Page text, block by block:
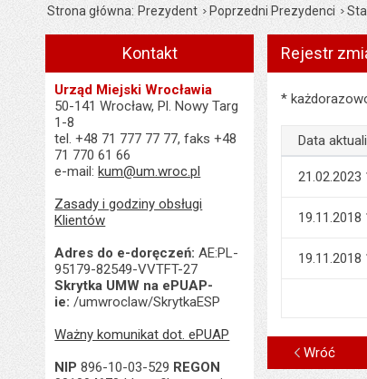
Strona główna Prezydent Poprzedni Prezydenci
Kontakt
Urząd Miejski Wrocławia
50-141 Wrocław, Pl. Nowy Targ
1-8
tel. +48 71 777 77 77, faks +48
71 770 61 66
e-mail:kum@um.wroc.pl
Zasady i godziny obsługi
Klientów
Adres do e-doręczeń: AE:PL-
95179-82549-VVTFT-27
Skrytka UMW na ePUAP-
ie: /umwroclaw/SkrytkaESP
Ważny komunikat dot. ePUAP
NIP 896-10-03-529 REGON
Rejestr
Rejestr zmian
*
Data
21.02.2023
19.11.2018
19.11.2018
Wróć